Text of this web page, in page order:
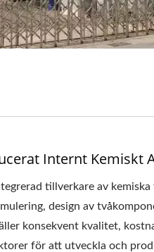
Internt Kemiskt
tillverkare av kemiska
design av
konsekvent kvalitet,
för att utveckla och